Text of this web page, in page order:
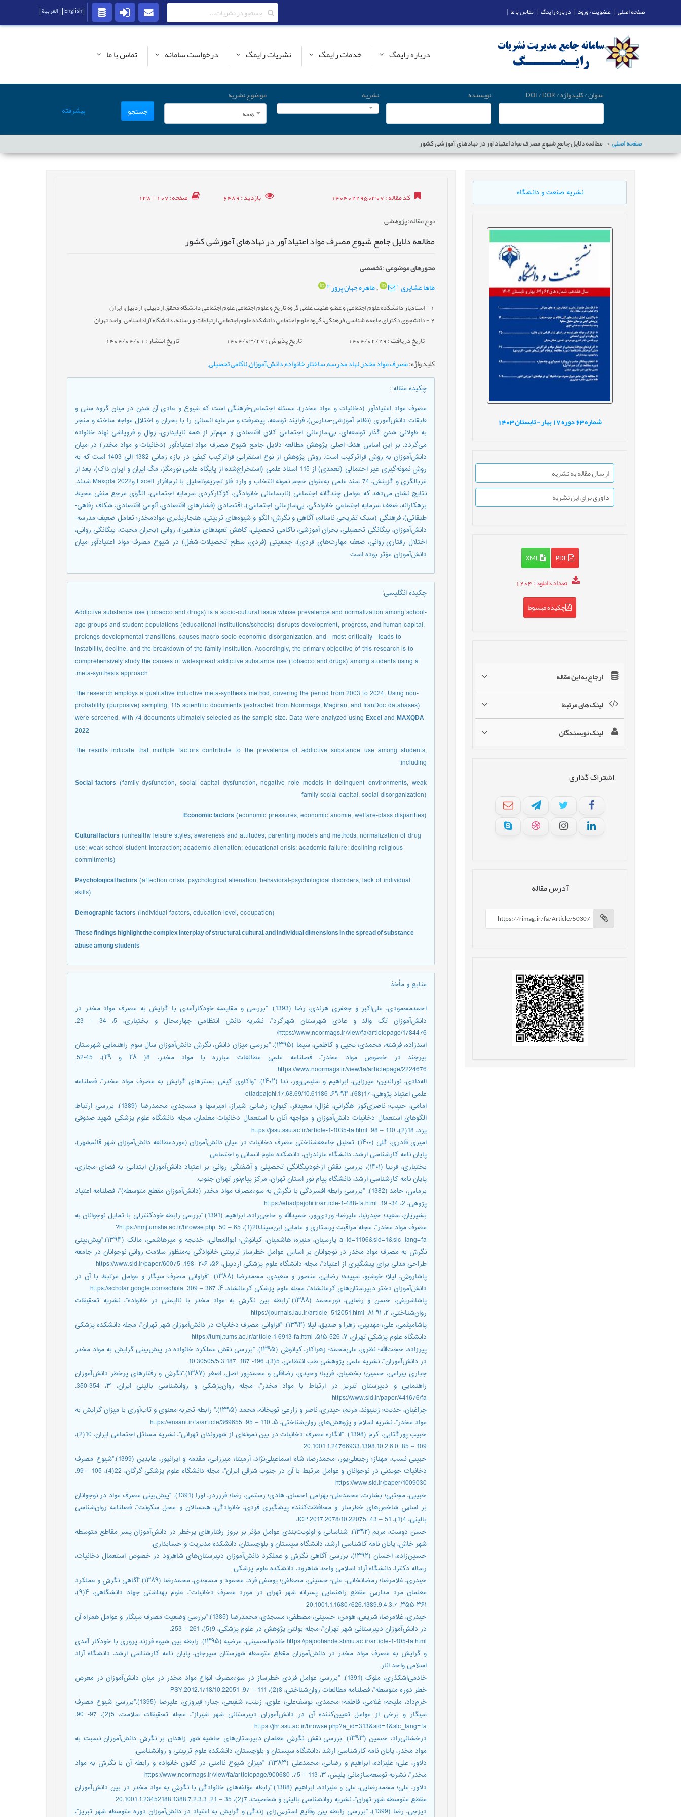
درباره رایمگ خدمات رایمگ نشریات رایمگ درخواست سامانه تماس با ما
عنوان / کلیدواژه / DOI / DOR نویسنده نشریه
موضوع نشریه
همه
جستجو پیشرفته
صفحه اصلی مطالعه دلایل جامع شیوع مصرف مواد اعتیادآور در نهادهای آموزشی کشور
نشریه صنعت و دانشگاه
شماره63 دوره بهار - تابستان1403
ارسال مقاله به نشریه
داوری برای این نشریه
PDF
XML
تعداد دانلود: 1204
چکیده مبسوط
ارجاع به این مقاله
لینک های مرتبط
لینک نویسندگان
اشتراک گذاری
آدرس مقاله
کد مقاله: 1404022950307 بازدید: 6489 صفحه: 107 - 138
نوع مقاله: پژوهشی
مطالعه دلایل جامع شیوع مصرف مواد اعتیادآور در نهادهای آموزشی کشور
محورهای موضوعی:تخصصی
طاها عشایری 1
,طاهره جهان پرور2
1 - استادیار دانشكده علوم اجتماعي و عضو هئیت علمی گروه تاریخ و علوم اجتماعی علوم اجتماعي دانشگاه محقق اردبیلی، اردبیل، ایران
2- دانشجوی دکترای جامعه شناسی فرهنگی، گروه علوم اجتماعي دانشكده علوم اجتماعي ارتباطات و رسانه، دانشگاه آزاداسلامی، واحد تهران
تاریخ دریافت : 1404/02/29 تاریخ پذیرش : 1404/03/27 تاریخ انتشار : 1404/04/01
کلید واژه:مصرف مواد مخدر,نهاد مدرسه,ساختار خانواده,دانش‌آموزان,ناکامی تحصیلی,
چکیده مقاله:
مصرف مواد اعتیادآور (دخانیات و مواد مخدر)، مسئله اجتماعی-فرهنگی است که شیوع و عادی آن شدن در میان گروه سنی و
طبقات دانش‌آموزی (نظام آموزشی-مدارس)، فرایند توسعه، پیشرفت و سرمایه انسانی را با بحران و اختلال مواجه ساخته و منجر
به طولانی شدن گذار توسعه‌ای، بی‌سازمانی اجتماعی کلان اقتصادی و مهم‌تر از همه ناپایداری، زوال و فروپاشی نهاد خانواده
می‌گردد. بر این اساس هدف اصلی پژوهش مطالعه دلایل جامع شیوع مصرف مواد اعتیادآور (دخانیات و مواد مخدر) در میان
دانش‌آموزان به روش فراترکیب است. روش پژوهش از نوع استقرایی فراترکیب کیفی در بازه زمانی 1382 الی 1403 است که به
روش نمونه‌گیری غیر احتمالی (تعمدی) از 115 اسناد علمی (استخراج‌شده از پایگاه علمی نورمگز، مگ ایران و ایران داک)، بعد از
غربالگری و گزینش، 74 سند علمی به‌عنوان حجم نمونه انتخاب و وارد فاز تجزیه‌وتحلیل با نرم‌افزار Excell وMaxqda 2022 شدند.
نتایج نشان می‌دهد که عوامل چندگانه اجتماعی (نابسامانی خانوادگی، کژکارکردی سرمایه اجتماعی، الگوی مرجع منفی محیط
بزهکارانه، ضعف سرمایه اجتماعی خانوادگی، بی‌سازمانی اجتماعی)، اقتصادی (فشارهای اقتصادی، آنومی اقتصادی، شکاف رفاهی-
طبقاتی)، فرهنگی (سبک تفریحی ناسالم؛ آگاهی و نگرش؛ الگو و شیوه‌های تربیتی، هنجارپذیری موادمخدر؛ تعامل ضعیف مدرسه-
دانش‌آموزان، بیگانگی تحصیلی، بحران آموزشی، ناکامی تحصیلی، کاهش تعهدهای مذهبی)، روانی (بحران محبت، بیگانگی روانی،
اختلال رفتاری-روانی، ضعف مهارت‌های فردی)، جمعیتی (فردی، سطح تحصیلات-شغل) در شیوع مصرف مواد اعتیادآور میان
دانش‌آموزان مؤثر بوده است
چکیده انگلیسی:
Addictive substance use (tobacco and drugs) is a socio-cultural issue whose prevalence and normalization among school-
age groups and student populations (educational institutions/schools) disrupts development, progress, and human capital,
prolongs developmental transitions, causes macro socio-economic disorganization, and—most critically—leads to
instability, decline, and the breakdown of the family institution. Accordingly, the primary objective of this research is to
comprehensively study the causes of widespread addictive substance use (tobacco and drugs) among students using a
meta-synthesis approach.
The research employs a qualitative inductive meta-synthesis method, covering the period from 2003 to 2024. Using non-
probability (purposive) sampling, 115 scientific documents (extracted from Noormags, Magiran, and IranDoc databases)
were screened, with 74 documents ultimately selected as the sample size. Data were analyzed using Exceland MAXQDA
2022
The results indicate that multiple factors contribute to the prevalence of addictive substance use among students,
including:
Social factors (family dysfunction, social capital dysfunction, negative role models in delinquent environments, weak
family social capital, social disorganization)
Economic factors (economic pressures, economic anomie, welfare-class disparities)
Cultural factors (unhealthy leisure styles; awareness and attitudes; parenting models and methods; normalization of drug
use; weak school-student interaction; academic alienation; educational crisis; academic failure; declining religious
commitments)
Psychological factors (affection crisis, psychological alienation, behavioral-psychological disorders, lack of individual
skills)
Demographic factors (individual factors, education level, occupation)
These findings highlight the complex interplay of structural, cultural, and individual dimensions in the spread of substance
abuse among students
منابع و مأخذ:
احمدمحمودی، علی‌اکبر و جعفری هرندی، رضا (1393). "بررسی و مقایسه خودکارآمدی با گرایش به مصرف مواد مخدر در
دانش‌آموزان تک والد و عادی شهرستان شهرکرد"، نشریه دانش انتظامی چهارمحال و بختیاری، 5، 34 – 23.
https://www.noormags.ir/view/fa/articlepage/1784476/
اسدزاده، فرشته، محمدی؛ یحیی و کاظمی، سیما (۱۳۹۵). "بررسی میزان دانش، نگرش دانش‌آموزان سال سوم راهنمایی شهرستان
بیرجند در خصوص مواد مخدر"، فصلنامه علمی مطالعات مبارزه با مواد مخدر، 8( ۲۸ و ۲۹)، 45-52.
https://www.noormags.ir/view/fa/articlepage/2224676
اله‌دادی، نورالدین؛ میرزایی، ابراهیم و سلیمی‌پور، ندا (۱۴۰۲). "واکاوی کیفی بسترهای گرایش به مصرف مواد مخدر"، فصلنامه
علمی اعتیاد پژوهی، 17(68)، ۹۴-۶۹. 10.61186/etiadpajohi.17.68.69
امامی، حبیب؛ ناصری‌کوز هگرانی، غزال؛ سعیدفر، کیوان؛ رضایی شیراز، امیرسها و مسجدی، محمدرضا (1389). بررسی ارتباط
الگوهای استعمال دخانیات دانش‌آموزان و مواجهه آنان با استعمال دخانیات معلمان، مجله دانشگاه علوم پزشکی شهید صدوقی
یزد، 18(2)، 110 – 98. https://jssu.ssu.ac.ir/article-1-1035-fa.html
امیری قادری، گلی (۱۴۰۰). تحلیل جامعه‌شناختی مصرف دخانیات در میان دانش‌آموزان (موردمطالعه دانش‌آموزان شهر قائم‌شهر)،
پایان نامه کارشناسی ارشد، دانشگاه مازندران، دانشکده علوم انسانی و اجتماعی.
بختیاری، فریبا (۱۴۰۱)، بررسی نقش ازخودبیگانگی تحصیلی و آشفتگی روانی بر اعتیاد دانش‌آموزان ابتدایی به فضای مجازی،
پایان نامه کارشناسی ارشد، دانشگاه پیام نور استان تهران، مرکز پیام‌نور تهران جنوب.
برماس، حامد (1382). "بررسی رابطه افسردگی با نگرش به سوءمصرف مواد مخدر (دانش‌آموزان مقطع متوسطه)"، فصلنامه اعتیاد
پژوهی، 2، 34- 19. https://etiadpajohi.ir/article-1-488-fa.html
بشیریان، سعید؛ حیدرنیا، علیرضا؛ وردی‌پور، حمیدالله و حاجی‌زاده، ابراهیم (1391)."بررسی رابطه خودکنترلی با تمایل نوجوانان به
مصرف مواد مخدر"، مجله مراقبت پرستاری و مامایی ابن‌سینا،20(1)، 65 – 50. https://nmj.umsha.ac.ir/browse.php?
a_id=1106&sid=1&slc_lang=fa پارسیان، منیره؛ هاشمیان، کیانوش؛ ابوالمعالی، خدیجه و میرهاشمی، مالک (۱۳۹۴)."پیش‌بینی
نگرش به مصرف مواد مخدر در نوجوانان بر اساس عوامل خطرساز تربیتی خانوادگی به‌منظور سلامت روانی نوجوانان در جامعه
طراحی مدلی برای پیشگیری از اعتیاد"، مجله دانشگاه علوم پزشکی اردبیل، ۵۶، ۲۰۶ -198. https://www.sid.ir/paper/60075
پاشاروش، لیلا؛ خوشبو، سپیده؛ رضایی، منصور و سعیدی، محمدرضا (۱۳۸۸). "فراوانی مصرف سیگار و عوامل مرتبط با آن در
دانش‌آموزان دختر دبیرستان‌های کرمانشاه"، مجله علوم پزشکی کرمانشاه، ۴، 367 – 309. https://scholar.google.com/schola
پاشاشریفی، حسن و رضایی، نورمحمد (۱۳۸۸)."رابطه بین نگرش به مواد مخدر با ناایمنی در خانواده"، نشریه تحقیقات
روان‌شناختی، ۲، ۹۱-۸۱. https://journals.iau.ir/article_512051.html
پاشامیثمی، علی؛ مهدیین، زهرا و صدیق، لیلا (۱۳۹۴). "فراوانی مصرف دخانیات در دانش‌آموزان شهر تهران"، مجله دانشکده پزشکی
دانشگاه علوم پزشکی تهران، ۷، 526-۵۱۵. https://tumj.tums.ac.ir/article-1-6913-fa.html
پیرزاده، حجت‌الله؛ نظری، علی‌محمد؛ زهراکار، کیانوش (۱۳۹۵). "بررسی نقش عملکرد خانواده در پیش‌بینی گرایش به مواد مخدر
در دانش‌آموزان"، نشریه علمی پژوهشی طب انتظامی، 5(3)، 196- 187. 10.30505/5.3.187
جباری بیرامی، حسین؛ بخشیان، فریبا؛ وحیدی، رضاقلی و محمدپور اصل، اصغر (۱۳۸۷)."نگرش و رفتارهای پرخطر دانش‌آموزان
راهنمایی و دبیرستان تبریز در ارتباط با مواد مخدر"، مجله روان‌پزشکی و روانشناسی بالینی ایران، ۳، 354-350.
https://www.sid.ir/paper/441676/fa
چراغیان، حدیث؛ زینیوند، مریم؛ حیدری، ناصر و زارعی توپخانه، محمد (۱۳۹۵)." رابطه تجربه معنوی و تاب‌آوری با میزان گرایش به
مواد مخدر"، نشریه اسلام و پژوهش‌های روان‌شناختی، ۵، 110 – 95. https://ensani.ir/fa/article/369655
حبیب پورگتابی، کرم (1398). "انگاره مصرف دخانیات در بین نمونه‌ای از شهروندان تهرانی"، نشریه مسائل اجتماعی ایران، 10(2)،
109 – 85. ‎ 20.1001.1.24766933.1398.10.2.6.0
حبیبی نسب، مهناز؛ رجبعلی‌پور، محمدرضا؛ شاه اسماعیلی‌نژاد، آرمیتا؛ میرزایی، مقدمه و ایرانپور، عابدین (1399)."شیوع مصرف
دخانیات جویدنی در نوجوانان و عوامل مرتبط با آن در جنوب شرقی ایران"، مجله دانشگاه علوم پزشکی گرگان، 22(4)، 105 – 99.
https://www.sid.ir/paper/1009030
حبیبی، مجتبی؛ بشارت، محمدعلی؛ بهرامی احسان، هادی؛ رستمی، رضا؛ فررردر، لورا (1391). "پیش‌بینی مصرف مواد در نوجوانان
بر اساس شاخص‌های خطرساز و محافظت‌کننده پیشگیری فردی، خانوادگی، همسالان و محل سکونت"، فصلنامه روان‌شناسی
بالینی، 4(1)، 51 – 43. 10.22075/JCP.2017.2078
حسن دوست، مریم (۱۳۹۲). شناسایی و اولویت‌بندی عوامل مؤثر بر بروز رفتارهای پرخطر در دانش‌آموزان پسر مقاطع متوسطه
شهر خاش، پایان نامه کاشناسی ارشد، دانشگاه سیستان و بلوچستان، دانشکده مدیریت و حسابداری.
حسین‌زاده، احسان (۱۳۹۲)، بررسی آگاهی نگرش و عملکرد دانش‌آموزان دبیرستان‌های شاهرود در خصوص استعمال دخانیات،
رساله دکترا، دانشگاه آزاد اسلامی واحد شاهرود، دانشکده علوم پزشکی.
حیدری، غلامرضا؛ رمضانخانی، علی؛ حسینی، مصطفی؛ یوسفی فرد، محمود و مسجدی، محمدرضا (۱۳۸۹)."آگاهی نگرش و عملکرد
معلمان مرد مدارس مقطع راهنمایی پسرانه شهر تهران در مورد مصرف دخانیات"، علوم بهداشتی جهاد دانشگاهی، ۴(۹)،
۳۶۱-۳۵۵. ‎ 20.1001.1.16807626.1389.9.4.3.7
حیدری، غلامرضا؛ شریفی، هومن؛ حسینی، مصطفی؛ مسجدی، محمدرضا (1385)."بررسی وضعیت مصرف سیگار و عوامل همراه آن
در دانش‌آموزان دبیرستانی شهر تهران"، مجله بولتن پژوهش در علوم پزشکی، 9(5)، 261 – 253.
https://pajoohande.sbmu.ac.ir/article-1-105-fa.html خادم‌الحسینی، مرضیه (۱۳۹۵). رابطه بین شیوه فرزند پروری با خودکار آمدی
و گرایش به مصرف مواد مخدر در دانش‌آموزان مقطع متوسطه شهرستان سیرجان، پایان نامه کارشناسی ارشد، دانشگاه آزاد
اسلامی واحد انار.
خادمی‌اشکذری، ملوک (1391). "بررسی عوامل فردی خطرساز در سوءمصرف انواع مواد مخدر در میان دانش‌آموزان در معرض
خطر دوره متوسطه"، فصلنامه مطالعات روان‌شناختی، 8(2)، 111 – 97. 10.22051/PSY.2012.1718
خرم‌داد، ملیحه؛ غلامی، فاطمه؛ محمدی، یوسف‌علی؛ علوی، زینب؛ شفیعی، جبار؛ فیروزی، علیرضا (1395)."بررسی شیوع مصرف
سیگار و برخی از عوامل تعیین‌کننده آن در دانش‌آموزان دبیرستانی شهر شیراز"، مجله تحقیقات سلامت، 5(2)، 97- 90.
https://jhr.ssu.ac.ir/browse.php?a_id=313&sid=1&slc_lang=fa
درخشانی‌راد، حسین (۱۳۹۳). بررسی نقش نگرش معلمان دبیرستان‌های حاشیه شهر زاهدان بر نگرش دانش‌آموزان نسبت به
مواد مخدر، پایان نامه کارشناسی ارشد ،دانشگاه سیستان و بلوچستان، دانشکده علوم تربیتی و روانشناسی.
دلاور، علی؛ علیزاده، ابراهیم و رضایی، محمدعلی (۱۳۸۳). "میزان شیوع ناامنی در کانون خانواده و رابطه آن با نگرش به مواد
مخدر"، نشریه توسعه‌سازمانی پلیس، ۳، 113 – 75. https://www.noormags.ir/view/fa/articlepage/900680
دلاور، علی؛ محمدرضایی، علی و علیزاده، ابراهیم (1388)."رابطه مؤلفه‌های خانوادگی با نگرش به مواد مخدر در بین دانش‌آموزان
مقطع متوسطه شهر تهران"، نشریه روانشناسی بالینی و شخصیت، 7(2)، 35 – 21. 20.1001.1.23452188.1388.7.2.3.3
دیزجی، رضا (1399)، "بررسی رابطه بین وقایع استرس‌زای زندگی و گرایش به اعتیاد در دانش‌آموزان دوره متوسطه شهر تبریز"،
صفحه اصلی | عضویت/ ورود | درباره رایمگ | تماس با ما |
[English] [العربية]